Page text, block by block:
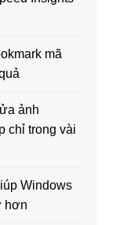
mã
ảnh
chỉ trong vài
Windows
hơn